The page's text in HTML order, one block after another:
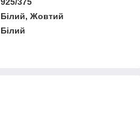
Білий, Жовтий
Білий